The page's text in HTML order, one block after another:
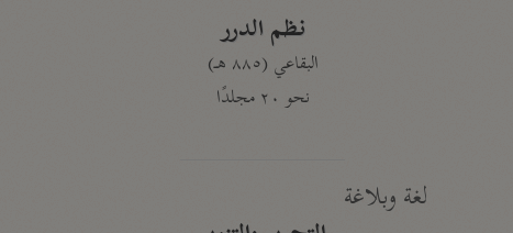
نظم الدرر
البقاعي (٨٨٥ هـ)
نحو ٢٠ مجلدًا
لغة وبلاغة